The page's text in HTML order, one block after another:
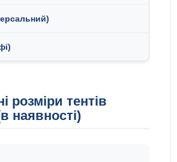
розміри тентів
наявності)